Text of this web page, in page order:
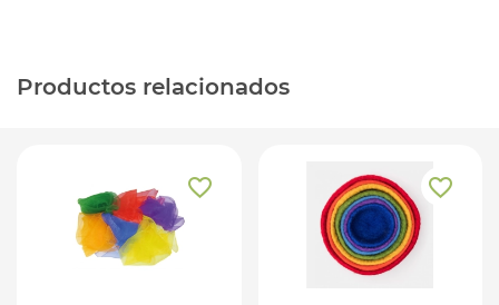
Productos relacionados